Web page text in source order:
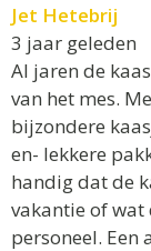
Jet Hetebrij
3 jaar geleden
Al jaren de
van het mes.
bijzondere
en- lekkere
handig dat de
vakantie of
personeel. Een